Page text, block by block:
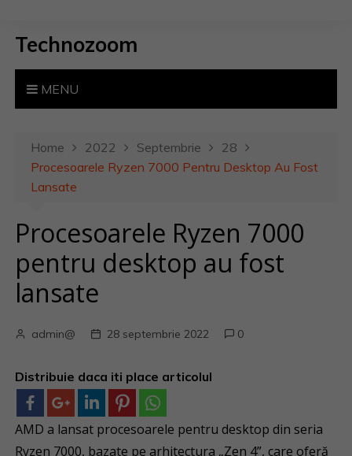
Technozoom
MENU
Home 2022 Septembrie
28
Procesoarele Ryzen 7000 Pentru Desktop Au Fost
Lansate
Procesoarele Ryzen 7000
pentru desktop au fost
lansate
admin@ 28 septembrie 2022 0
Distribuie daca iti place articolul
AMD a lansat procesoarele pentru desktop din seria
Ryzen 7000, bazate pe arhitectura „Zen 4”, care oferă